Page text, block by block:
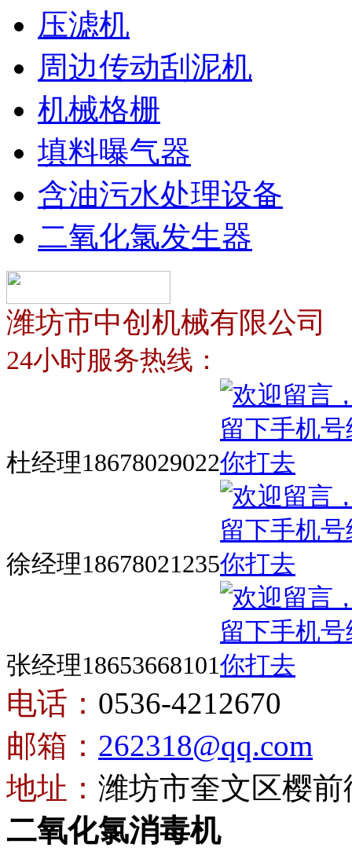
压滤机
周边传动刮泥机
机械格栅
填料曝气器
含油污水处理设备
二氧化氯发生器
潍坊市中创机械有限公司
24小时服务热线：
杜经理18678029022
徐经理18678021235
张经理18653668101
电话： 0536-4212670
邮箱： 262318@qq.com
地址： 潍坊市奎文区樱前
二氧化氯消毒机